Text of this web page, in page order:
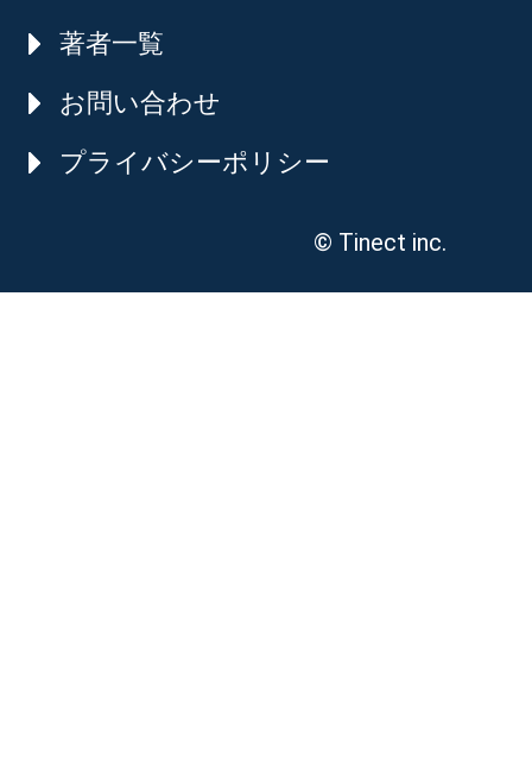
著者一覧
お問い合わせ
プライバシーポリシー
© Tinect inc.